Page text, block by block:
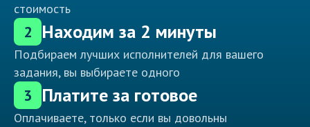
стоимость
2 Находим за 2 минуты
Подбираем лучших исполнителей для вашего
задания, вы выбираете одного
3 Платите за готовое
Оплачиваете, только если вы довольны